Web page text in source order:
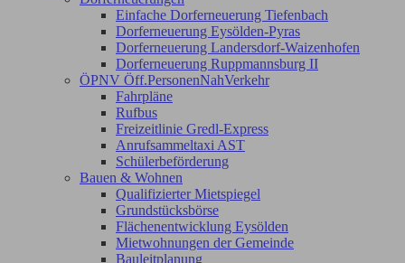
Einfache Dorferneuerung Tiefenbach
Dorferneuerung Eysölden-Pyras
Dorferneuerung Landersdorf-Waizenhofen
Dorferneuerung Ruppmannsburg II
ÖPNV Öff.PersonenNahVerkehr
Fahrpläne
Rufbus
Freizeitlinie Gredl-Express
Anrufsammeltaxi AST
Schülerbeförderung
Bauen & Wohnen
Qualifizierter Mietspiegel
Grundstücksbörse
Flächenentwicklung Eysölden
Mietwohnungen der Gemeinde
Bauleitplanung